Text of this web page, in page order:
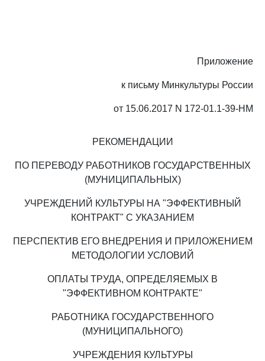
Приложение
к письму Минкультуры России
от 15.06.2017 N 172-01.1-39-НМ
РЕКОМЕНДАЦИИ
ПО ПЕРЕВОДУ РАБОТНИКОВ ГОСУДАРСТВЕННЫХ
(МУНИЦИПАЛЬНЫХ)
УЧРЕЖДЕНИЙ КУЛЬТУРЫ НА "ЭФФЕКТИВНЫЙ
КОНТРАКТ" С УКАЗАНИЕМ
ПЕРСПЕКТИВ ЕГО ВНЕДРЕНИЯ И ПРИЛОЖЕНИЕМ
МЕТОДОЛОГИИ УСЛОВИЙ
ОПЛАТЫ ТРУДА, ОПРЕДЕЛЯЕМЫХ В
"ЭФФЕКТИВНОМ КОНТРАКТЕ"
РАБОТНИКА ГОСУДАРСТВЕННОГО
(МУНИЦИПАЛЬНОГО)
УЧРЕЖДЕНИЯ КУЛЬТУРЫ